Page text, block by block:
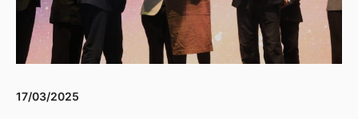
17/03/2025